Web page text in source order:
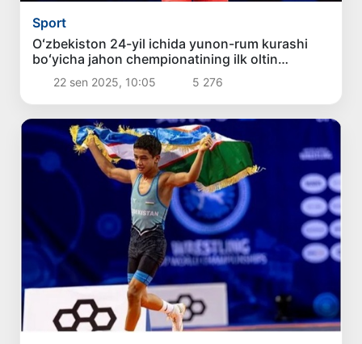
Sport
Oʻzbekiston 24-yil ichida yunon-rum kurashi
boʻyicha jahon chempionatining ilk oltin
medalini qoʻlga kiritdi
22 sen 2025, 10:05 5 276